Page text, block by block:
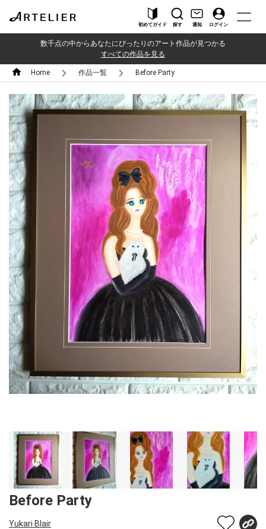
初めてガイド 探す 通知 ログイン
数千点の中からあなたにぴったりのアート作品が見つかる
すべての作品を見る
Home 作品一覧 Before Party
Before Party
Yukari Blair